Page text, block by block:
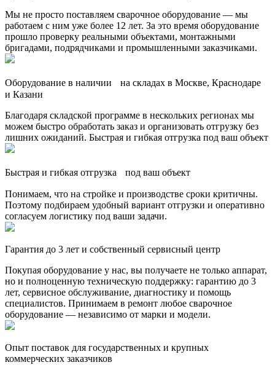
Мы не просто поставляем сварочное оборудование — мы
работаем с ним уже более 12 лет. За это время оборудование
прошло проверку реальными объектами, монтажными
бригадами, подрядчиками и промышленными заказчиками.
Оборудование в наличии на складах в Москве, Краснодаре
и Казани
Благодаря складской программе в нескольких регионах мы
можем быстро обработать заказ и организовать отгрузку без
лишних ожиданий. Быстрая и гибкая отгрузка под ваш объект
Быстрая и гибкая отгрузка под ваш объект
Понимаем, что на стройке и производстве сроки критичны.
Поэтому подбираем удобный вариант отгрузки и оперативно
согласуем логистику под ваши задачи.
Гарантия до 3 лет и собственный сервисный центр
Покупая оборудование у нас, вы получаете не только аппарат,
но и полноценную техническую поддержку: гарантию до 3
лет, сервисное обслуживание, диагностику и помощь
специалистов. Принимаем в ремонт любое сварочное
оборудование — независимо от марки и модели.
Опыт поставок для государственных и крупных
коммерческих заказчиков